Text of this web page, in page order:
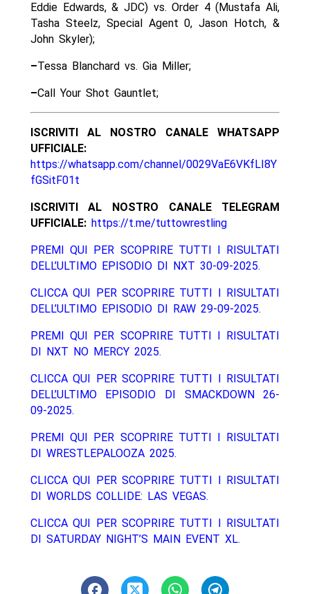
Eddie Edwards, & JDC) vs. Order 4 (Mustafa Ali,
Tasha Steelz, Special Agent 0, Jason Hotch, &
John Skyler);
–Tessa Blanchard vs. Gia Miller;
–Call Your Shot Gauntlet;
ISCRIVITI AL NOSTRO CANALE WHATSAPP
UFFICIALE:
https://whatsapp.com/channel/0029VaE6VKfLI8Y
fGSitF01t
ISCRIVITI AL NOSTRO CANALE TELEGRAM
UFFICIALE: https://t.me/tuttowrestling
PREMI QUI PER SCOPRIRE TUTTI I RISULTATI
DELL’ULTIMO EPISODIO DI NXT 30-09-2025.
CLICCA QUI PER SCOPRIRE TUTTI I RISULTATI
DELL’ULTIMO EPISODIO DI RAW 29-09-2025.
PREMI QUI PER SCOPRIRE TUTTI I RISULTATI
DI NXT NO MERCY 2025.
CLICCA QUI PER SCOPRIRE TUTTI I RISULTATI
DELL’ULTIMO EPISODIO DI SMACKDOWN 26-
09-2025.
PREMI QUI PER SCOPRIRE TUTTI I RISULTATI
DI WRESTLEPALOOZA 2025.
CLICCA QUI PER SCOPRIRE TUTTI I RISULTATI
DI WORLDS COLLIDE: LAS VEGAS.
CLICCA QUI PER SCOPRIRE TUTTI I RISULTATI
DI SATURDAY NIGHT’S MAIN EVENT XL.